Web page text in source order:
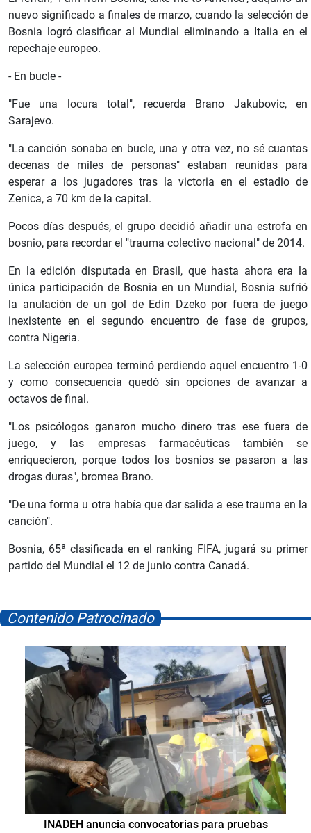
nuevo significado a finales de marzo, cuando la selección de
Bosnia logró clasificar al Mundial eliminando a Italia en el
repechaje europeo.
- En bucle -
"Fue una locura total", recuerda Brano Jakubovic, en
Sarajevo.
"La canción sonaba en bucle, una y otra vez, no sé cuantas
decenas de miles de personas" estaban reunidas para
esperar a los jugadores tras la victoria en el estadio de
Zenica, a 70 km de la capital.
Pocos días después, el grupo decidió añadir una estrofa en
bosnio, para recordar el "trauma colectivo nacional" de 2014.
En la edición disputada en Brasil, que hasta ahora era la
única participación de Bosnia en un Mundial, Bosnia sufrió
la anulación de un gol de Edin Dzeko por fuera de juego
inexistente en el segundo encuentro de fase de grupos,
contra Nigeria.
La selección europea terminó perdiendo aquel encuentro 1-0
y como consecuencia quedó sin opciones de avanzar a
octavos de final.
"Los psicólogos ganaron mucho dinero tras ese fuera de
juego, y las empresas farmacéuticas también se
enriquecieron, porque todos los bosnios se pasaron a las
drogas duras", bromea Brano.
"De una forma u otra había que dar salida a ese trauma en la
canción".
Bosnia, 65ª clasificada en el ranking FIFA, jugará su primer
partido del Mundial el 12 de junio contra Canadá.
Contenido Patrocinado
INADEH anuncia convocatorias para pruebas